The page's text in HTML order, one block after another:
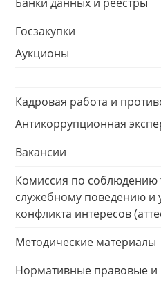
Госзакупки
Аукционы
Кадровая работа и
Антикоррупционная
Вакансии
Комиссия по соблюдению
служебному поведению и
конфликта интересов
Методические материалы
Нормативные правовые и